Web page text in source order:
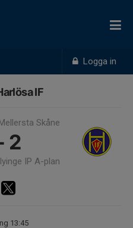
Logga in
IF
Skåne
2
IP A-plan
13:45